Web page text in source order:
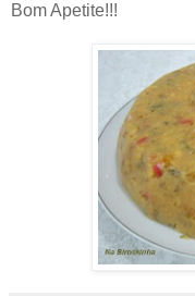
Bom Apetite!!!